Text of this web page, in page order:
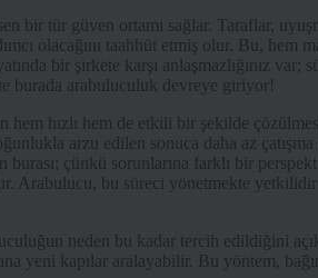
bir tür güven ortamı sağlar. Taraflar,
olacağını taahhüt etmiş olur. Bu, hem
bir şirkete karşı anlaşmazlığınız var;
burada arabuluculuk devreye giriyor!
hem hızlı hem de etkili bir şekilde
arzu edilen sonuca daha az
burası; çünkü sorunlarına farklı bir
Arabulucu, bu süreci yönetmekte yetkilidir
neden bu kadar tercih edildiğini
yeni kapılar aralayabilir. Bu yöntem,